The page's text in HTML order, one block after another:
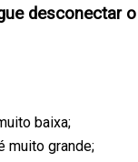
desconectar o
baixa;
muito grande;